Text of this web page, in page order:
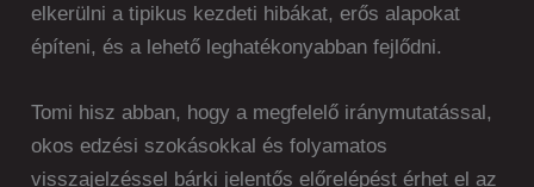
elkerülni a tipikus kezdeti hibákat, erős alapokat
építeni, és a lehető leghatékonyabban fejlődni.
Tomi hisz abban, hogy a megfelelő iránymutatással,
okos edzési szokásokkal és folyamatos
visszajelzéssel bárki jelentős előrelépést érhet el az